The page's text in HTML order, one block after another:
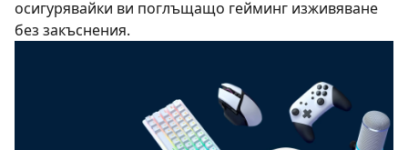
осигурявайки ви поглъщащо гейминг изживяване
без закъснения.